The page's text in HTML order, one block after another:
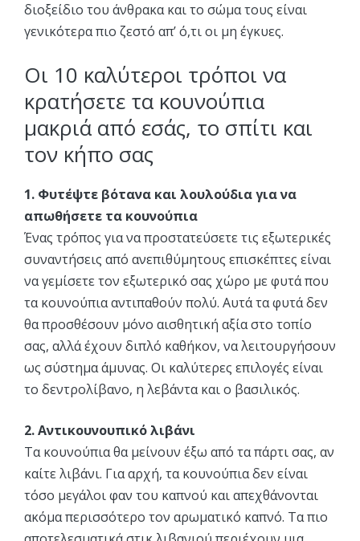
διοξείδιο του άνθρακα και το σώμα τους είναι
γενικότερα πιο ζεστό απ’ ό,τι οι μη έγκυες.
Οι 10 καλύτεροι τρόποι να
κρατήσετε τα κουνούπια
μακριά από εσάς, το σπίτι και
τον κήπο σας
1. Φυτέψτε βότανα και λουλούδια για να
απωθήσετε τα κουνούπια
Ένας τρόπος για να προστατεύσετε τις εξωτερικές
συναντήσεις από ανεπιθύμητους επισκέπτες είναι
να γεμίσετε τον εξωτερικό σας χώρο με φυτά που
τα κουνούπια αντιπαθούν πολύ. Αυτά τα φυτά δεν
θα προσθέσουν μόνο αισθητική αξία στο τοπίο
σας, αλλά έχουν διπλό καθήκον, να λειτουργήσουν
ως σύστημα άμυνας. Οι καλύτερες επιλογές είναι
το δεντρολίβανο, η λεβάντα και ο βασιλικός.
2. Aντικουνουπικό λιβάνι
Τα κουνούπια θα μείνουν έξω από τα πάρτι σας, αν
καίτε λιβάνι. Για αρχή, τα κουνούπια δεν είναι
τόσο μεγάλοι φαν του καπνού και απεχθάνονται
ακόμα περισσότερο τον αρωματικό καπνό. Τα πιο